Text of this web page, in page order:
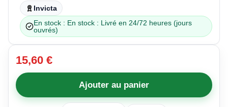
Invicta
En stock : En stock : Livré en 24/72 heures (jours
ouvrés)
15,60 €
Ajouter au panier